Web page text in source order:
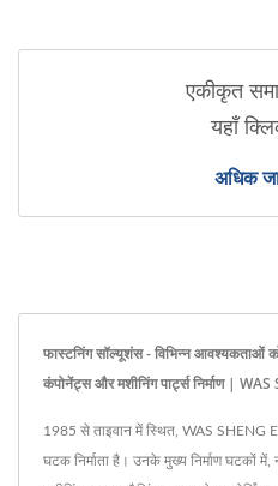
एकीकृत
यहाँ
अधिक
फास्टनिंग सॉल्यूशंस - विभिन्न आवश्यकताओं
कंपोनेंट्स और मशीनिंग पार्ट्स निर्माण | WAS
1985 से ताइवान में स्थित, WAS SHENG
घटक निर्माता है। उनके मुख्य निर्माण घटकों